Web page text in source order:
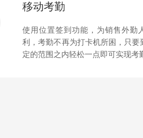
移动考勤
使用位置签到功能，为销售外勤
利，考勤不再为打卡机所困，只要
定的范围之内轻松一点即可实现考